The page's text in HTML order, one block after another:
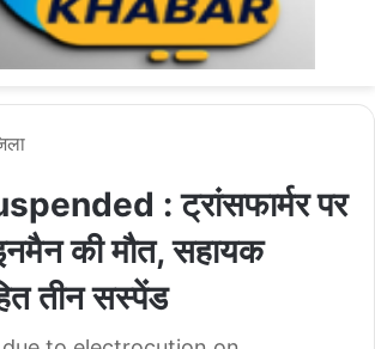
: ट्रांसफार्मर पर
की मौत, सहायक
तीन सस्पेंड